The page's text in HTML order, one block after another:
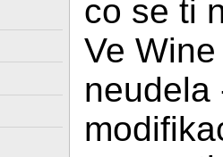
co se ti
Ve
neudela